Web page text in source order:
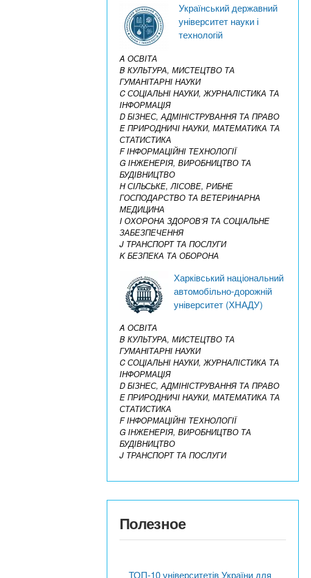
Український державний
університет науки і
технологій
A ОСВІТА
B КУЛЬТУРА, МИСТЕЦТВО ТА
ГУМАНІТАРНІ НАУКИ
C СОЦІАЛЬНІ НАУКИ, ЖУРНАЛІСТИКА ТА
ІНФОРМАЦІЯ
D БІЗНЕС, АДМІНІСТРУВАННЯ ТА ПРАВО
E ПРИРОДНИЧІ НАУКИ, МАТЕМАТИКА ТА
СТАТИСТИКА
F ІНФОРМАЦІЙНІ ТЕХНОЛОГІЇ
G ІНЖЕНЕРІЯ, ВИРОБНИЦТВО ТА
БУДІВНИЦТВО
H СІЛЬСЬКЕ, ЛІСОВЕ, РИБНЕ
ГОСПОДАРСТВО ТА ВЕТЕРИНАРНА
МЕДИЦИНА
I ОХОРОНА ЗДОРОВ’Я ТА СОЦІАЛЬНЕ
ЗАБЕЗПЕЧЕННЯ
J ТРАНСПОРТ ТА ПОСЛУГИ
K БЕЗПЕКА ТА ОБОРОНА
Харківський національний
автомобільно-дорожній
університет (ХНАДУ)
A ОСВІТА
B КУЛЬТУРА, МИСТЕЦТВО ТА
ГУМАНІТАРНІ НАУКИ
C СОЦІАЛЬНІ НАУКИ, ЖУРНАЛІСТИКА ТА
ІНФОРМАЦІЯ
D БІЗНЕС, АДМІНІСТРУВАННЯ ТА ПРАВО
E ПРИРОДНИЧІ НАУКИ, МАТЕМАТИКА ТА
СТАТИСТИКА
F ІНФОРМАЦІЙНІ ТЕХНОЛОГІЇ
G ІНЖЕНЕРІЯ, ВИРОБНИЦТВО ТА
БУДІВНИЦТВО
J ТРАНСПОРТ ТА ПОСЛУГИ
Полезное
ТОП-10 університетів України для